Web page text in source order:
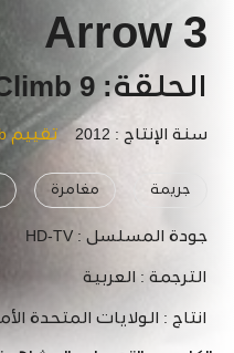
Arrow 3
الحلقة: 9 The Climb
سنة الإنتاج : 2012 تقييم IMDb
جريمة مغامرة
جودة المسلسل : HD-TV
الترجمة : العربية
انتاج : الولايات المتحدة